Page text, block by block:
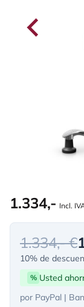
1.334,- Incl.
1.334,- €
10% de
% Usted
por PayPal |